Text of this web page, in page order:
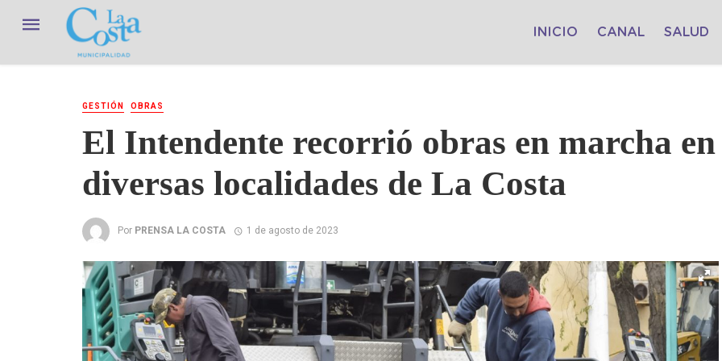
INICIO CANAL SALUD
GESTIÓN OBRAS
El Intendente recorrió obras en marcha en
diversas localidades de La Costa
Por PRENSA LA COSTA 1 de agosto de 2023